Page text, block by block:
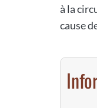
à la
cause